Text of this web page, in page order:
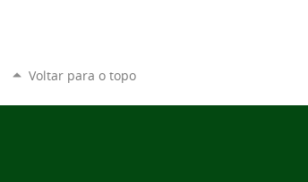
Voltar para o topo